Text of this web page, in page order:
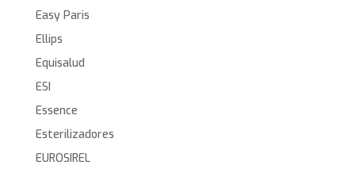
Easy Paris
Ellips
Equisalud
ESI
Essence
Esterilizadores
EUROSIREL